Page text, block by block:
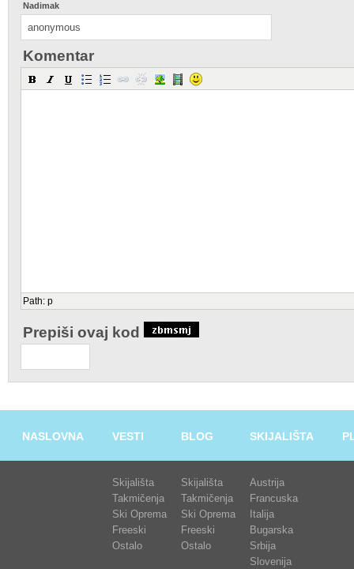
Nadimak
Komentar
Path: p
Prepiši ovaj kod
NASLOVNA VESTI
Skijališta
Takmičenja
Ski Oprema
Freeski
Ostalo
BLOG
Skijališta
Takmičenja
Ski Oprema
Freeski
Ostalo
SKIJALIŠTA
Austrija
Francuska
Italija
Bugarska
Srbija
Slovenija